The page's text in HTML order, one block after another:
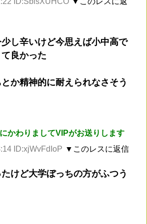
し辛いけど今思えば小中高で
良かった
か精神的に耐えられなさそう
かわりましてVIPがお送りします
ID:xjWvFdIoP ▼このレスに返信
けど大学ぼっちの方がふつう